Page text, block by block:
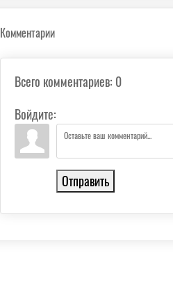
Комментарии
Всего комментариев: 0
Войдите:
Отправить